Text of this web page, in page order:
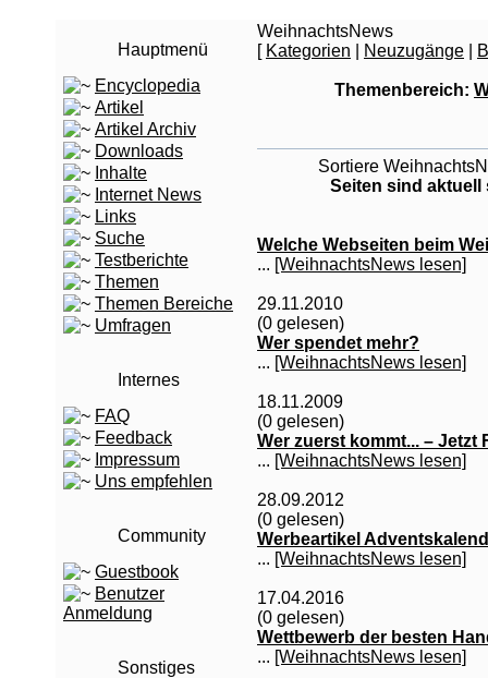
Hauptmenü
Encyclopedia
Artikel
Artikel Archiv
Downloads
Inhalte
Internet News
Links
Suche
Testberichte
Themen
Themen Bereiche
Umfragen
Internes
FAQ
Feedback
Impressum
Uns empfehlen
Community
Guestbook
Benutzer
Anmeldung
Sonstiges
WeihnachtsNews
[ Kategorien Neuzugänge
Themenbereich:
Sortiere
Seiten sind aktuell
Welche Webseiten beim
... [WeihnachtsNews lesen]
29.11.2010
(0 gelesen)
Wer spendet mehr?
... [WeihnachtsNews lesen]
18.11.2009
(0 gelesen)
Wer zuerst kommt... –
... [WeihnachtsNews lesen]
28.09.2012
(0 gelesen)
Werbeartikel
... [WeihnachtsNews lesen]
17.04.2016
(0 gelesen)
Wettbewerb der besten
... [WeihnachtsNews lesen]